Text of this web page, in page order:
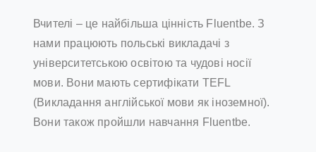
Вчителі – це найбільша цінність Fluentbe. З
нами працюють польські викладачі з
університетською освітою та чудові носії
мови. Вони мають сертифікати TEFL
(Викладання англійської мови як іноземної).
Вони також пройшли навчання Fluentbe.